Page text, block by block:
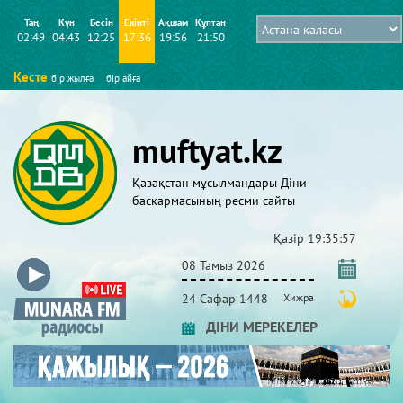
Таң
02:49
Күн
04:43
Бесін
12:25
Екінті
17:36
Ақшам
19:56
Құптан
21:50
Кесте бір жылға бір айға
muftyat.kz
Қазақстан мұсылмандары Діни
басқармасының ресми сайты
Қазір 19:35:58
08 Тамыз 2026
24 Сафар 1448 Хижра
ДІНИ МЕРЕКЕЛЕР